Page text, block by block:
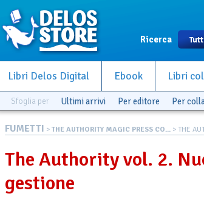
Ricerca
Libri Delos Digital Ebook Libri
Sfoglia per Ultimi arrivi Per editore Per
FUMETTI > THE AUTHORITY MAGIC PRESS CO... > THE
The Authority vol. 2.
gestione